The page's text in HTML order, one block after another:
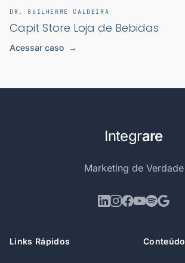
DR. GUILHERME CALDEIRA
Capit Store Loja de Bebidas
Acessar caso →
Integrare
Marketing de Verdade
Links Rápidos Conteúdo